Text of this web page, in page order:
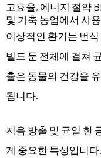
고효율, 에너지 절약
및 가축 농업에서 사
이상적인 환기는 번식
빌드 둔 전체에 걸쳐
출은 동물의 건강을
됩니다.
저음 방출 및 균일 한
게 중요한 특성입니다